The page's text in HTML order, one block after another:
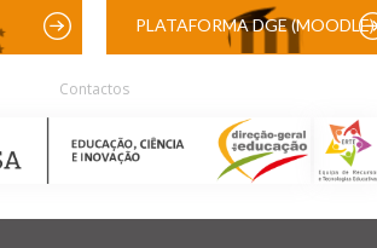
PLATAFORMA DGE (MOODLE)
Contactos